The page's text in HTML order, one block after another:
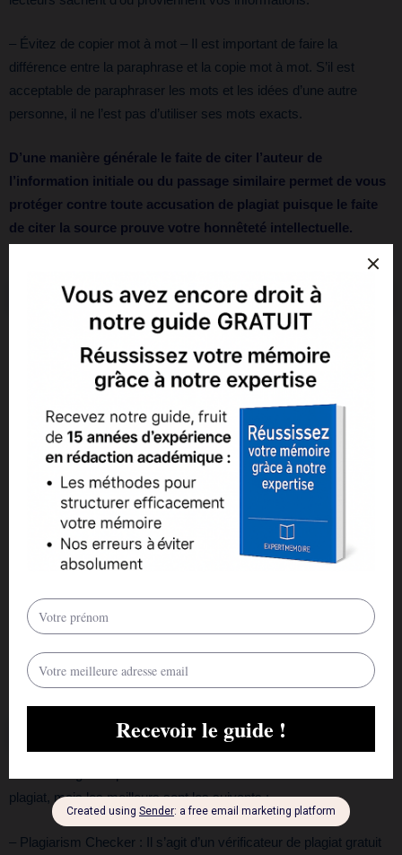
– Évitez de copier mot à mot – Il est important de faire la
différence entre la paraphrase et la copie mot à mot. S’il est
acceptable de paraphraser les mots et les idées d’une autre
personne, il ne l’est pas d’utiliser ses mots exacts.
D’une manière générale le faite de citer l’auteur de
l’information initiale ou du passage similaire permet de vous
protéger contre toute accusation de plagiat puisque le faite
de citer la source prouve votre honnêteté intellectuelle.
Conséquences du plagiat
Bien que le plagiat puisse avoir des
dévastatrices, comme l’échec de votre cours, la non-admission
à votre programme ou la perte de votre emploi, il existe
également des conséquences moins graves. Il se peut que l’on
vous demande de réécrire votre devoir ou de vous présenter à
une réunion avec votre professeur pour discuter du plagiat. Votre
professeur informera également votre université, ce qui peut
entraîner des mesures disciplinaires allant jusqu’à l’expulsion. En
outre, votre réputation en tant qu’auteur et universitaire est en jeu.
Une fois que vous avez plagié, il est difficile de se défaire de cette
réputation. Cela peut avoir de graves conséquences plus tard,
supérieures. Même si vous n’êtes pas pris en flagrant délit de
postulerez à un emploi ou à une école supérieure.
Vérificateurs de plagiat
plagiat, mais les meilleurs sont les suivants :
– Plagiarism Checker : Il s’agit d’un vérificateur de plagiat gratuit